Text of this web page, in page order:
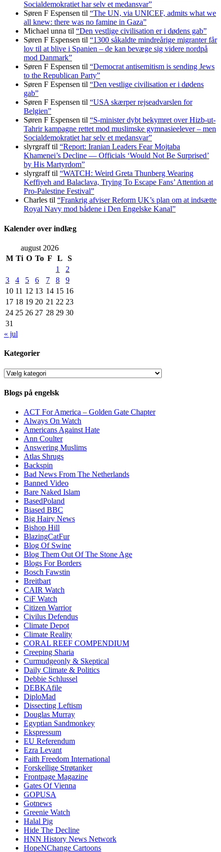
Socialdemokratiet har selv et medansvar”
Søren F Espensen til “The UN, via UNICEF, admits what we
all knew: there was no famine in Gaza”
Michael unna til “Den vestlige civilisation er i dødens gab”
Søren F Espensen til “1300 såkaldte mindreårige migranter får
lov til at blive i Spanien – de kan bevæge sig videre nordpå
mod Danmark”
Søren F Espensen til “Democrat antisemitism is sending Jews
to the Republican Party”
Søren F Espensen til “Den vestlige civilisation er i dødens
gab”
Søren F Espensen til “USA skærper rejseadvarslen for
Belgien”
Søren F Espensen til “S-minister dybt bekymret over Hizb-ut-
Tahrir kampagne rettet mod muslimske gymnasieelever – men
Socialdemokratiet har selv et medansvar”
slyrgrafftil “Report: Iranian Leaders Fear Mojtaba
Khamenei’s Decline — Officials ‘Would Not Be Surprised’
by His Martyrdom”
slyrgrafftil “WATCH: Weird Greta Thunberg Wearing
Keffiyeh and Balaclava, Trying To Escape Fans’ Attention at
Pro-Palestine Festival”
Charles til “Frankrig afviser Reform UK’s plan om at indsætte
Royal Navy mod bådene i Den Engelske Kanal”
Kalender over indlæg
august 2026
M Ti O To F L
S
1
2
3
4 5 6 7 8
9
10 11 12 13 14 15 16
17 18 19 20 21 22 23
24 25 26 27 28 29 30
31
« jul
Kategorier
Kategorier
Blogs på engelsk
ACT For America – Golden Gate Chapter
Always On Watch
Americans Against Hate
Ann Coulter
Answering Muslims
Atlas Shrugs
Backspin
Bad News From The Netherlands
Banned Video
Bare Naked Islam
BasedPoland
Biased BBC
Big Hairy News
Bishop Hill
BlazingCatFur
Blog Of Swine
Blog Them Out Of The Stone Age
Blogs For Borders
Bosch Fawstin
Breitbart
CAIR Watch
CiF Watch
Citizen Warrior
Civilus Defendus
Climate Depot
Climate Reality
CORAL REEF COMPENDIUM
Creeping Sharia
Curmudgeonly & Skeptical
Daily Climate & Politics
Debbie Schlussel
DEBKAfile
DiploMad
Dissecting Leftism
Douglas Murray
Egyptian Sandmonkey
Ekspressum
EU Referendum
Ezra Levant
Faith Freedom International
Forskellige Strøtanker
Frontpage Magazine
Gates Of Vienna
GOPUSA
Gotnews
Greenie Watch
Halal Pig
Hide The Decline
HNN History News Network
HopeNChange Cartoons